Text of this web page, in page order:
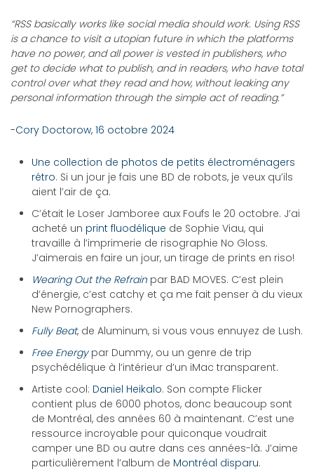
“RSS basically works like social media should work. Using RSS
is a chance to visit a utopian future in which the platforms
have no power, and all power is vested in publishers, who
get to decide what to publish, and in readers, who have total
control over what they read and how, without leaking any
personal information through the simple act of reading.”
-Cory Doctorow, 16 octobre 2024
Une collection de photos de petits électroménagers
rétro. Si un jour je fais une BD de robots, je veux qu’ils
aient l’air de ça.
C’était le Loser Jamboree aux Foufs le 20 octobre. J’ai
acheté un print fluodélique de Sophie Viau, qui
travaille à l’imprimerie de risographie No Gloss.
J’aimerais en faire un jour, un tirage de prints en riso!
Wearing Out the Refrain par BAD MOVES. C’est plein
d’énergie, c’est catchy et ça me fait penser à du vieux
New Pornographers.
Fully Beat, de Aluminum, si vous vous ennuyez de Lush.
Free Energypar Dummy, ou un genre de trip
psychédélique à l’intérieur d’un iMac transparent.
Artiste cool: Daniel Heikalo. Son compte Flicker
contient plus de 6000 photos, donc beaucoup sont
de Montréal, des années 60 à maintenant. C’est une
ressource incroyable pour quiconque voudrait
camper une BD ou autre dans ces années-là. J’aime
particulièrement l’album de Montréal disparu.